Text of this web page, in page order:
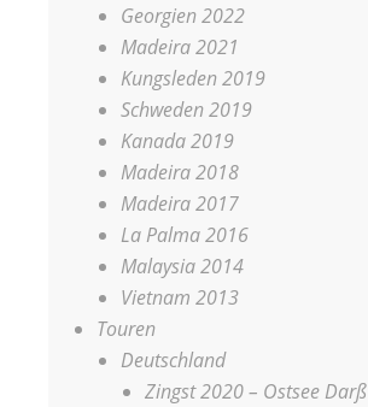
Georgien 2022
Madeira 2021
Kungsleden 2019
Schweden 2019
Kanada 2019
Madeira 2018
Madeira 2017
La Palma 2016
Malaysia 2014
Vietnam 2013
Touren
Deutschland
Zingst 2020 – Ostsee Darß